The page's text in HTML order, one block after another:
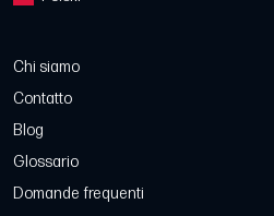
Chi siamo
Contatto
Blog
Glossario
Domande frequenti